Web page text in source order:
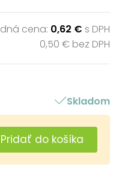
cena: 0,62 € s DPH
0,50 € bez DPH
Skladom
Pridať do košíka